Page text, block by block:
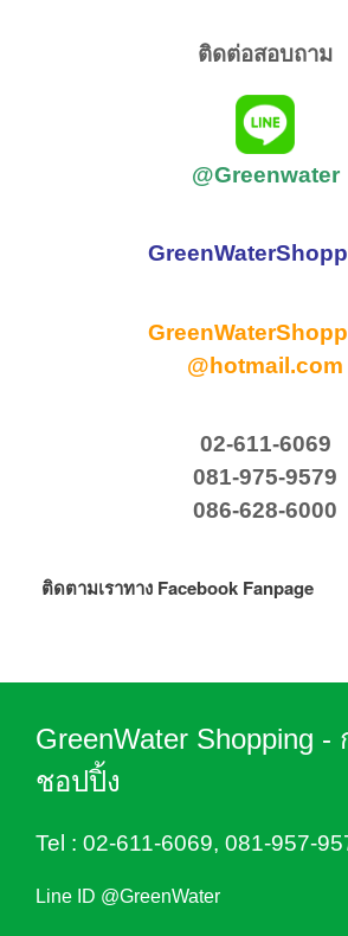
ติดต่อสอบถาม
@Greenwater
@hotmail.com
02-611-6069
081-975-9579
086-628-6000
ติดตามเราทาง Facebook Fanpage
GreenWater Shopping -
ชอปปิ้ง
Tel : 02-611-6069, 081-957-
Line ID @GreenWater